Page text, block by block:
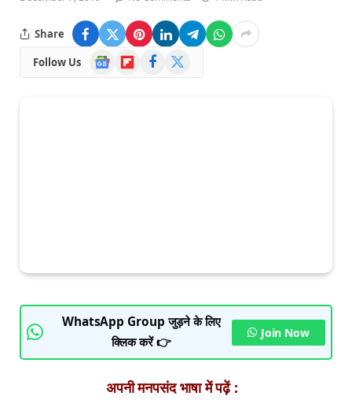
Share
Follow Us
Google
News
FlipboardFacebook
WhatsApp Group जुड़ने के लिए
क्लिक करें 👉
Join Now
अपनी मनपसंद भाषा में पढ़ें :